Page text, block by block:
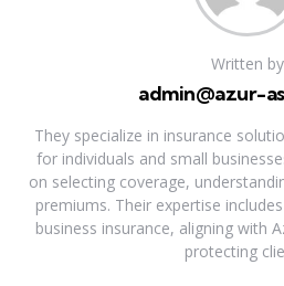
Written by
admin@azur-
They specialize in insurance
for individuals and small
on selecting coverage,
premiums. Their expertise
business insurance, aligning with
protecting